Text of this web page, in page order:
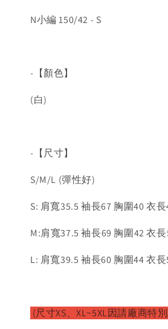
N小編 150/42 - S
-【顏色】
(白)
-【尺寸】
S/M/L (彈性好)
S: 肩寬35.5 袖長67 胸圍40 衣長
M:肩寬37.5 袖長69 胸圍42 衣長
L: 肩寬39.5 袖長60 胸圍44 衣長
(尺寸XS、XL~5XL因請廠商特